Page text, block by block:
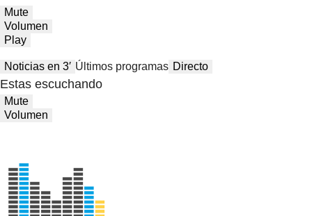
Mute
Volumen
Play
Noticias en 3′ Últimos programas Directo
Estas escuchando
Mute
Volumen